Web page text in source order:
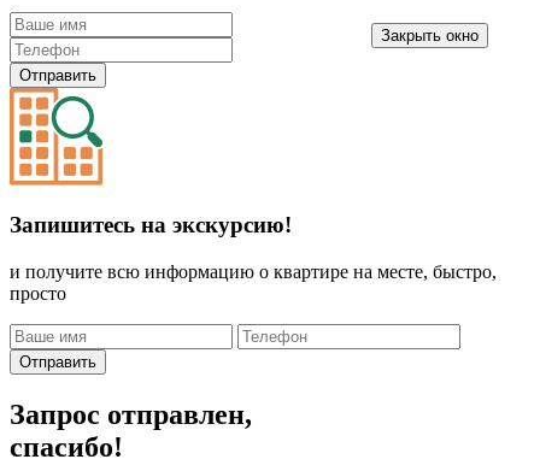
Отправить
Закрыть окно
Запишитесь на экскурсию!
и получите всю информацию о квартире на месте, быстро,
просто
Отправить
Запрос отправлен,
спасибо!